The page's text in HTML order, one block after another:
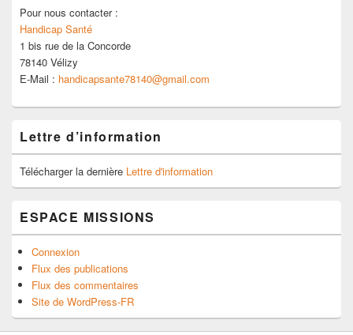
Pour nous contacter :
Handicap Santé
1 bis rue de la Concorde
78140 Vélizy
E-Mail : handicapsante78140@gmail.com
Lettre d’information
Télécharger la dernière Lettre d'information
ESPACE MISSIONS
Connexion
Flux des publications
Flux des commentaires
Site de WordPress-FR